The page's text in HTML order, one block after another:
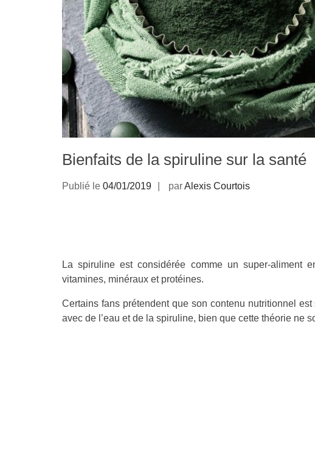
Bienfaits de la spiruline sur la santé
Publié le 04/01/2019 parAlexis Courtois
La spiruline est considérée comme un super-aliment
vitamines, minéraux et protéines.
Certains fans prétendent que son contenu nutritionnel
avec de l’eau et de la spiruline, bien que cette théorie ne